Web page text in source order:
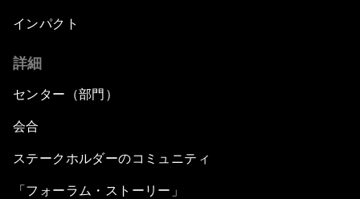
インパクト
詳細
センター（部門）
会合
ステークホルダーのコミュニティ
「フォーラム・ストーリー」